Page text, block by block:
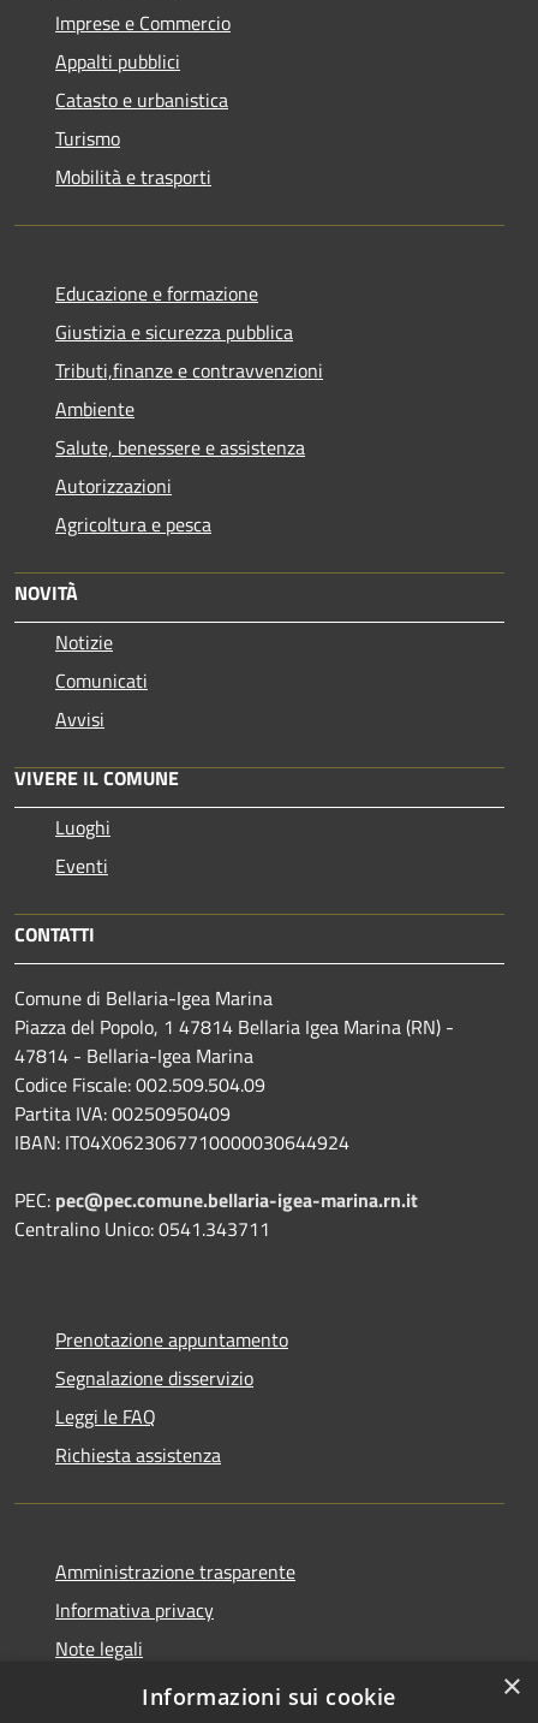
Imprese e Commercio
Appalti pubblici
Catasto e urbanistica
Turismo
Mobilità e trasporti
Educazione e formazione
Giustizia e sicurezza pubblica
Tributi,finanze e contravvenzioni
Ambiente
Salute, benessere e assistenza
Autorizzazioni
Agricoltura e pesca
NOVITÀ
Notizie
Comunicati
Avvisi
VIVERE IL COMUNE
Luoghi
Eventi
CONTATTI
Comune di Bellaria-Igea Marina
Piazza del Popolo, 1 47814 Bellaria Igea Marina (RN) -
47814 - Bellaria-Igea Marina
Codice Fiscale: 002.509.504.09
Partita IVA: 00250950409
IBAN: IT04X0623067710000030644924
PEC: pec@pec.comune.bellaria-igea-marina.rn.it
Centralino Unico: 0541.343711
Prenotazione appuntamento
Segnalazione disservizio
Leggi le FAQ
Richiesta assistenza
Amministrazione trasparente
Informativa privacy
Note legali
Dichiarazione di accessibilità
×
Informazioni sui cookie